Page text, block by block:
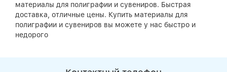
материалы для полиграфии и сувениров. Быстрая
доставка, отличные цены. Купить материалы для
полиграфии и сувениров вы можете у нас быстро и
недорого